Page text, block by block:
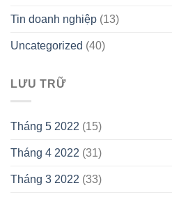
Tin doanh nghiệp (13)
Uncategorized (40)
LƯU TRỮ
Tháng 5 2022 (15)
Tháng 4 2022 (31)
Tháng 3 2022 (33)